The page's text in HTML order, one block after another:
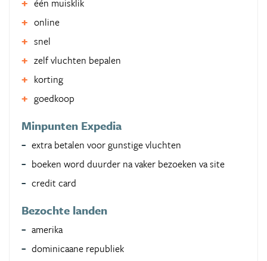
één muisklik
online
snel
zelf vluchten bepalen
korting
goedkoop
Minpunten Expedia
extra betalen voor gunstige vluchten
boeken word duurder na vaker bezoeken va site
credit card
Bezochte landen
amerika
dominicaane republiek